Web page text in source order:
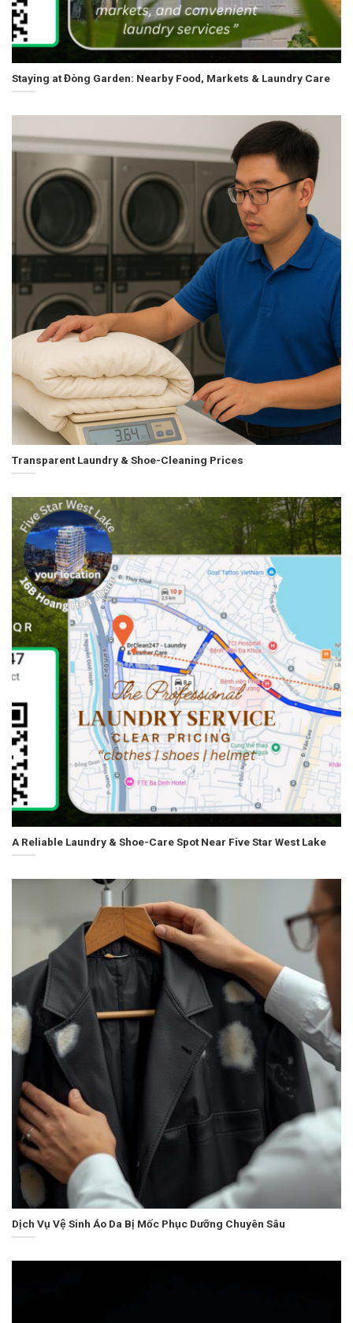
Staying at Đòng Garden: Nearby Food, Markets & Laundry Care
Transparent Laundry & Shoe-Cleaning Prices
A Reliable Laundry & Shoe-Care Spot Near Five Star West Lake
Dịch Vụ Vệ Sinh Áo Da Bị Mốc Phục Dưỡng Chuyên Sâu